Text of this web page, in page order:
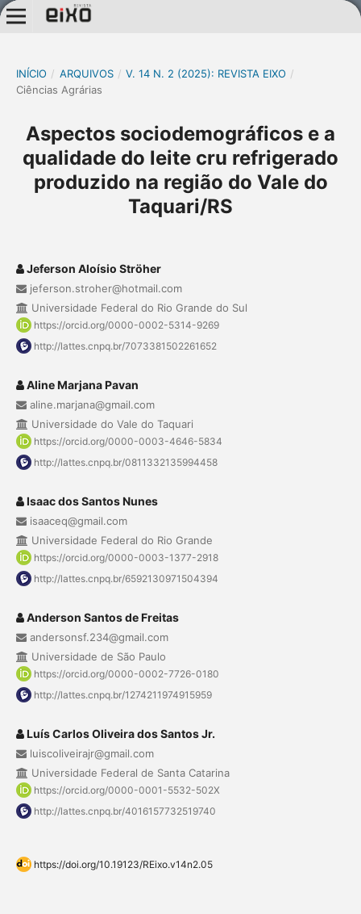
INÍCIO / ARQUIVOS / V. 14 N. 2 (2025): REVISTA EIXO /
Ciências Agrárias
Aspectos sociodemográficos e a
qualidade do leite cru refrigerado
produzido na região do Vale do
Taquari/RS
Jeferson Aloísio Ströher
jeferson.stroher@hotmail.com
Universidade Federal do Rio Grande do Sul
https://orcid.org/0000-0002-5314-9269
http://lattes.cnpq.br/7073381502261652
Aline Marjana Pavan
aline.marjana@gmail.com
Universidade do Vale do Taquari
https://orcid.org/0000-0003-4646-5834
http://lattes.cnpq.br/0811332135994458
Isaac dos Santos Nunes
isaaceq@gmail.com
Universidade Federal do Rio Grande
https://orcid.org/0000-0003-1377-2918
http://lattes.cnpq.br/6592130971504394
Anderson Santos de Freitas
andersonsf.234@gmail.com
Universidade de São Paulo
https://orcid.org/0000-0002-7726-0180
http://lattes.cnpq.br/1274211974915959
Luís Carlos Oliveira dos Santos Jr.
luiscoliveirajr@gmail.com
Universidade Federal de Santa Catarina
https://orcid.org/0000-0001-5532-502X
http://lattes.cnpq.br/4016157732519740
https://doi.org/10.19123/REixo.v14n2.05